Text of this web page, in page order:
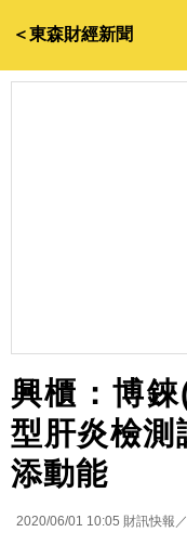
＜東森財經新聞
興櫃：博
型肝炎檢測
添動能
2020/06/01 10:05 財訊快報